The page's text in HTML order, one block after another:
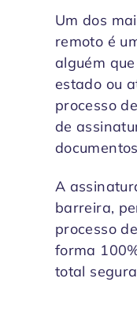
Um dos
remoto é
alguém
estado ou
processo
de
A
barreira,
processo
forma
total